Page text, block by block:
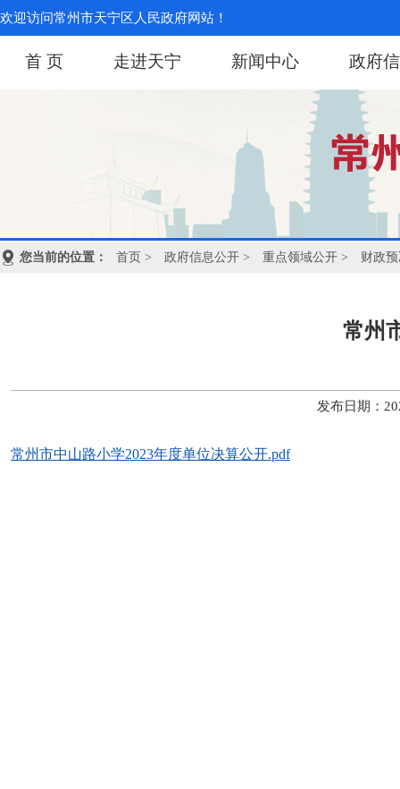
欢迎访问常州市天宁区人民政府网站！
首 页 走进天宁 新闻中心 政府
您当前的位置： 首页 > 政府信息公开 > 重点领域公开 > 财政
常州
发布日期：
常州市中山路小学2023年度单位决算公开.pdf